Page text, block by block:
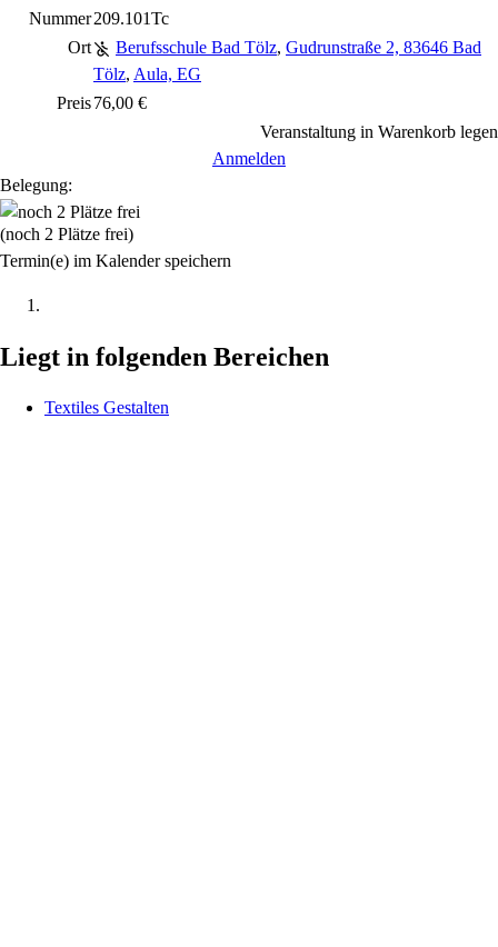
Nummer209.101Tc
Ort
Berufsschule Bad Tölz, Gudrunstraße 2, 83646 Bad
Tölz, Aula, EG
Preis76,00 €
Veranstaltung in Warenkorb legen
Anmelden
Belegung:
(noch 2 Plätze frei)
Termin(e) im Kalender speichern
Liegt in folgenden Bereichen
Textiles Gestalten